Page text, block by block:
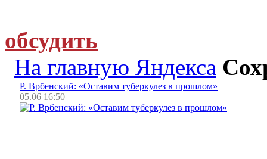
обсудить
На главную Яндекса
Р. Врбенский: «Оставим туберкулез в прошлом»
05.06 16:50